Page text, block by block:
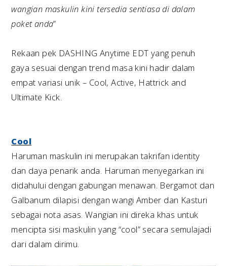
wangian maskulin kini tersedia sentiasa di dalam
poket anda”
Rekaan pek DASHING Anytime EDT yang penuh
gaya sesuai dengan trend masa kini hadir dalam
empat variasi unik – Cool, Active, Hattrick and
Ultimate Kick.
Cool
Haruman maskulin ini merupakan takrifan identity
dan daya penarik anda. Haruman menyegarkan ini
didahului dengan gabungan menawan. Bergamot dan
Galbanum dilapisi dengan wangi Amber dan Kasturi
sebagai nota asas. Wangian ini direka khas untuk
mencipta sisi maskulin yang “cool” secara semulajadi
dari dalam dirimu.